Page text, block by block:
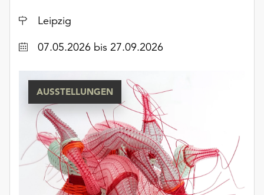
anpassen,
erreichen
Sie
Einstellungen
Schaltfläche
„Auswählen“.
Weitere
Informationen
Ort
Leipzig
Datum07.05.2026 bis 27.09.2026
AUSSTELLUNGEN